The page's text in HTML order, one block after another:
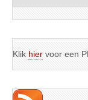
Klik hier voor een